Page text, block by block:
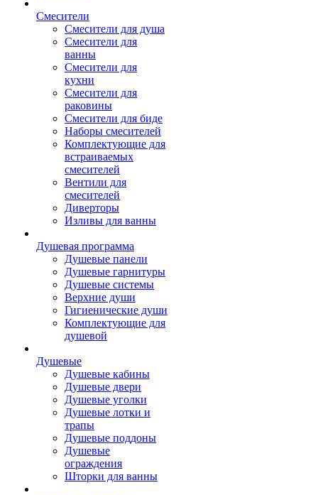
Смесители
Смесители для душа
Смесители для
ванны
Смесители для
кухни
Смесители для
раковины
Смесители для биде
Наборы смесителей
Комплектующие для
встраиваемых
смесителей
Вентили для
смесителей
Диверторы
Изливы для ванны
Душевая программа
Душевые панели
Душевые гарнитуры
Душевые системы
Верхние души
Гигиенические души
Комплектующие для
душевой
Душевые
Душевые кабины
Душевые двери
Душевые уголки
Душевые лотки и
трапы
Душевые поддоны
Душевые
ограждения
Шторки для ванны